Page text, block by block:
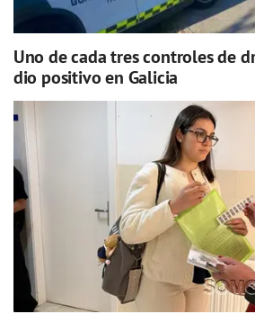
Uno de cada tres controles de
dio positivo en Galicia